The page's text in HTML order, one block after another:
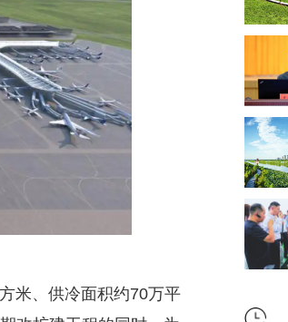
米、供冷面积约70万平